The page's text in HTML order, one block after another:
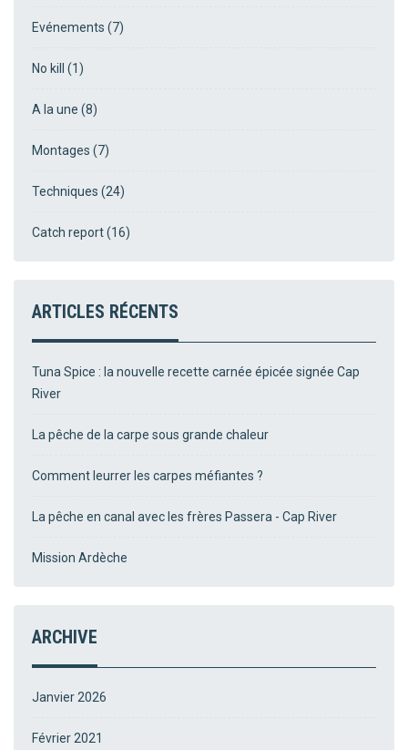
Evénements (7)
No kill (1)
A la une (8)
Montages (7)
Techniques (24)
Catch report (16)
ARTICLES RÉCENTS
Tuna Spice : la nouvelle recette carnée épicée signée Cap
River
La pêche de la carpe sous grande chaleur
Comment leurrer les carpes méfiantes ?
La pêche en canal avec les frères Passera - Cap River
Mission Ardèche
ARCHIVE
Janvier 2026
Février 2021